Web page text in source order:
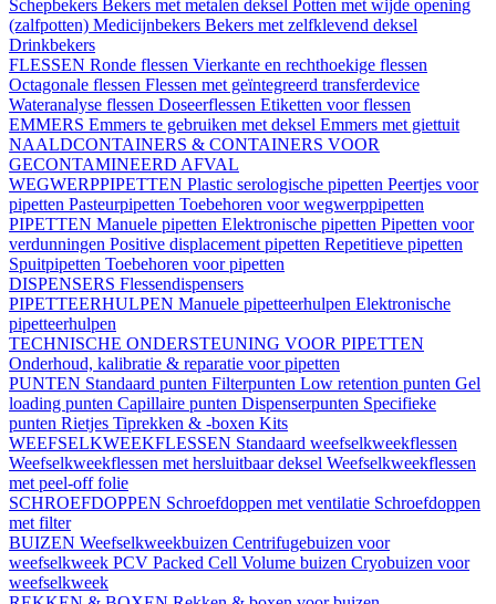
Schepbekers Bekers met metalen deksel Potten met wijde opening
(zalfpotten) Medicijnbekers Bekers met zelfklevend deksel
Drinkbekers
FLESSEN Ronde flessen Vierkante en rechthoekige flessen
Octagonale flessen Flessen met geïntegreerd transferdevice
Wateranalyse flessen Doseerflessen Etiketten voor flessen
EMMERS Emmers te gebruiken met deksel Emmers met giettuit
NAALDCONTAINERS & CONTAINERS VOOR
GECONTAMINEERD AFVAL
WEGWERPPIPETTEN Plastic serologische pipetten Peertjes voor
pipetten Pasteurpipetten Toebehoren voor wegwerppipetten
PIPETTEN Manuele pipetten Elektronische pipetten Pipetten voor
verdunningen Positive displacement pipetten Repetitieve pipetten
Spuitpipetten Toebehoren voor pipetten
DISPENSERS Flessendispensers
PIPETTEERHULPEN Manuele pipetteerhulpen Elektronische
pipetteerhulpen
TECHNISCHE ONDERSTEUNING VOOR PIPETTEN
Onderhoud, kalibratie & reparatie voor pipetten
PUNTEN Standaard punten Filterpunten Low retention punten Gel
loading punten Capillaire punten Dispenserpunten Specifieke
punten Rietjes Tiprekken & -boxen Kits
WEEFSELKWEEKFLESSEN Standaard weefselkweekflessen
Weefselkweekflessen met hersluitbaar deksel Weefselkweekflessen
met peel-off folie
SCHROEFDOPPEN Schroefdoppen met ventilatie Schroefdoppen
met filter
BUIZEN Weefselkweekbuizen Centrifugebuizen voor
weefselkweek PCV Packed Cell Volume buizen Cryobuizen voor
weefselkweek